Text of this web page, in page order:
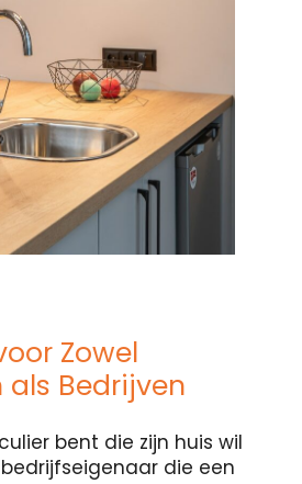
Zowel
als Bedrijven
bent die zijn huis wil
die een